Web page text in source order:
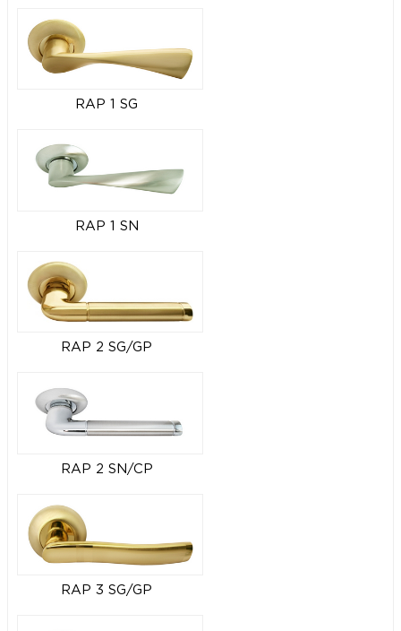
RAP 1 SG
RAP 1 SN
RAP 2 SG/GP
RAP 2 SN/CP
RAP 3 SG/GP